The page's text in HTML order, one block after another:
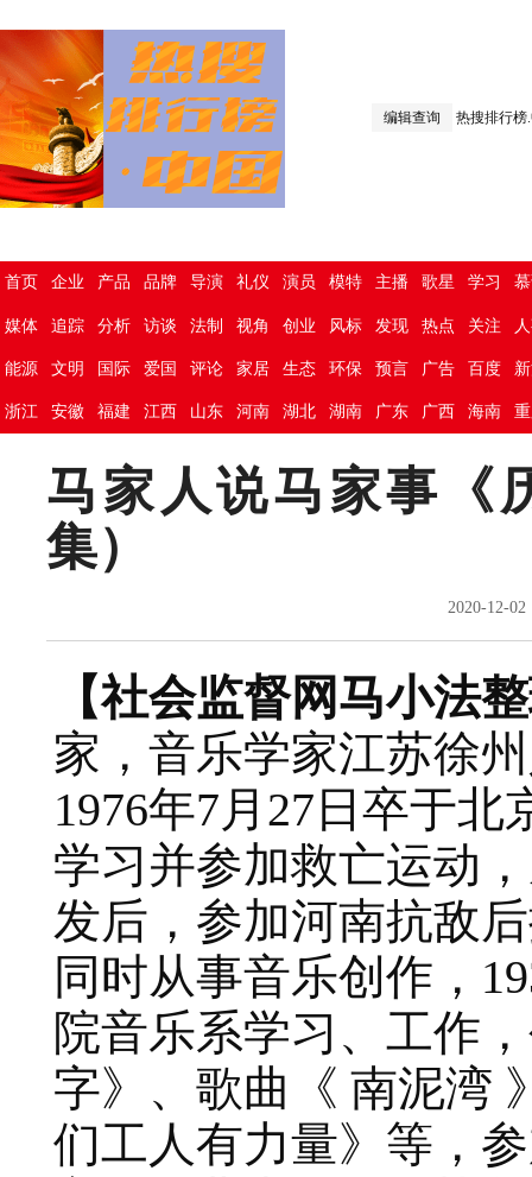
编辑查询 热搜排行榜
首页 企业 产品 品牌 导演 礼仪 演员 模特 主播 歌星 学习
媒体 追踪 分析 访谈 法制 视角 创业 风标 发现 热点 关注
能源 文明 国际 爱国 评论 家居 生态 环保 预言 广告 百度
浙江 安徽 福建 江西 山东 河南 湖北 湖南 广东 广西 海南
马家人说马家事《
集）
2020-12-
【社会监督网马小法
家，音乐学家江苏徐
1976年7月27日卒于
学习并参加救亡运动
发后，参加河南抗敌
同时从事音乐创作，
院音乐系学习、工作
字》、歌曲《 南泥湾
们工人有力量》等，